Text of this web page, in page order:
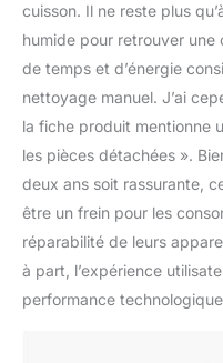
cuisson. Il ne reste plus
humide pour retrouver une
de temps et d’énergie
nettoyage manuel. J’ai
la fiche produit mentionne
les pièces détachées ».
deux ans soit rassurante,
être un frein pour les
réparabilité de leurs
à part, l’expérience
performance